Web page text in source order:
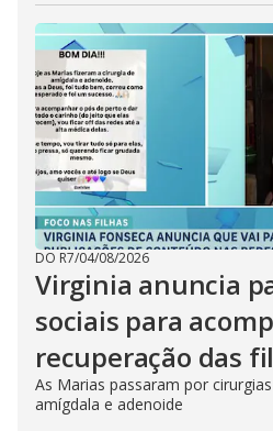
DO R7/04/08/2026
Virginia anuncia
sociais para
recuperação das
As Marias passaram por
amígdala e adenoide